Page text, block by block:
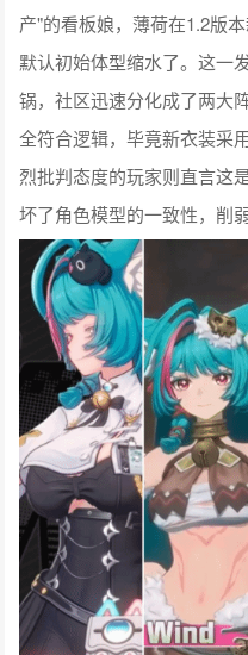
产"的看板娘，薄荷在1.2版
默认初始体型缩水了。这一
锅，社区迅速分化成了两大
全符合逻辑，毕竟新衣装采
烈批判态度的玩家则直言这
坏了角色模型的一致性，削